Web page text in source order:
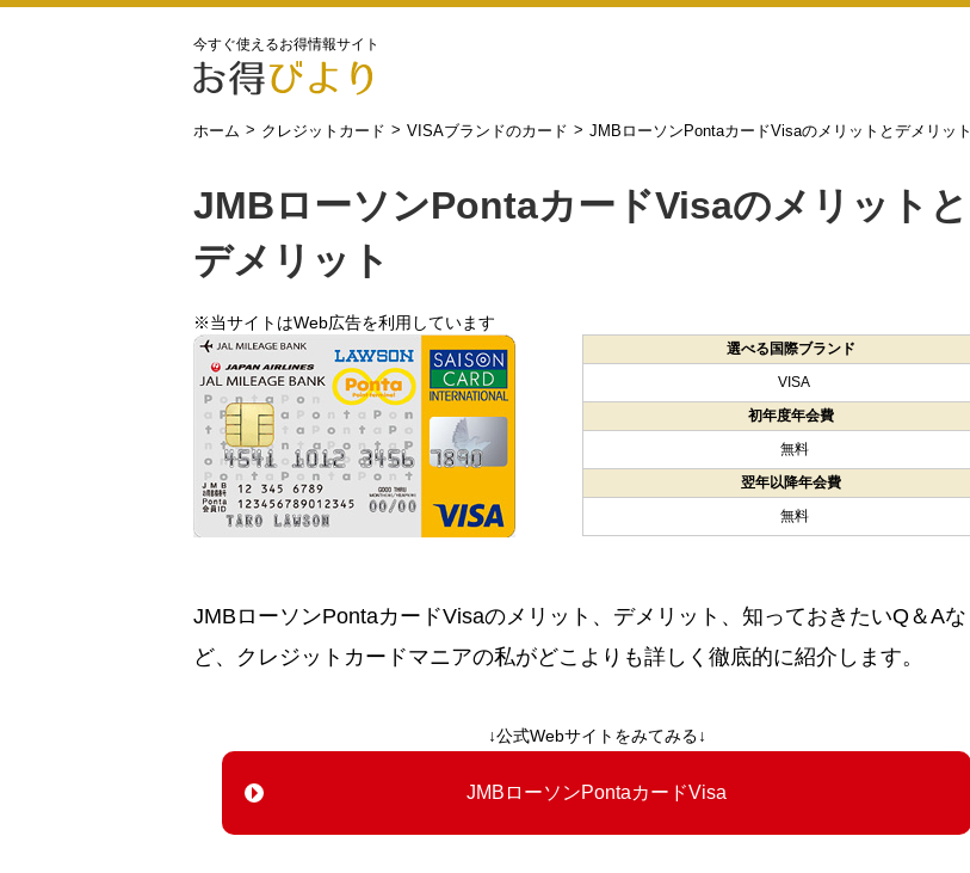
今すぐ使えるお得情報サイト
ホーム > クレジットカード > VISAブランドのカード > JMBローソンPontaカードVisaのメリットとデメリット
JMBローソンPontaカードVisaのメリットと
デメリット
※当サイトはWeb広告を利用しています
選べる国際ブランド
VISA
初年度年会費
無料
翌年以降年会費
無料
JMBローソンPontaカードVisaのメリット、デメリット、知っておきたいQ＆Aな
ど、クレジットカードマニアの私がどこよりも詳しく徹底的に紹介します。
↓公式Webサイトをみてみる↓
JMBローソンPontaカードVisa